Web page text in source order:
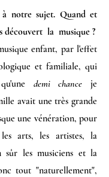
notre sujet. Quand et
découvert la musique ?
enfant, par l'effet
et familiale, qui
demi chanceje
avait une très grande
une vénération, pour
arts, les artistes, la
les musiciens et la
tout "naturellement",